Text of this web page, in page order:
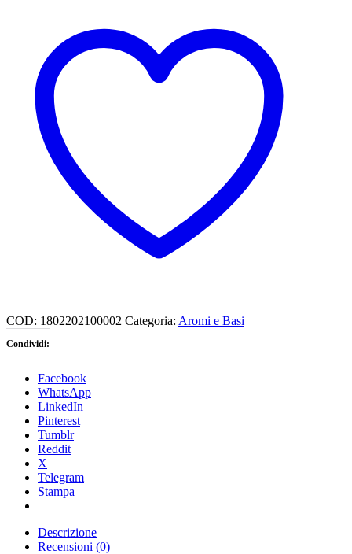
quantità
COD: 1802202100002 Categoria: Aromi e Basi
Condividi:
Facebook
WhatsApp
LinkedIn
Pinterest
Tumblr
Reddit
X
Telegram
Stampa
Descrizione
Recensioni (0)